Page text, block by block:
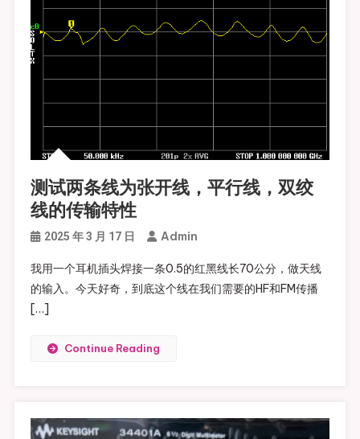
测试两条线为张开线，平行线，双绞
线的传输特性
2025 年 3 月 17 日 Admin
我用一个耳机插头焊接一条0.5的红黑线长70公分，做天线
的输入。今天好奇，到底这个线在我们需要的HF和FM传播
[…]
Continue Reading